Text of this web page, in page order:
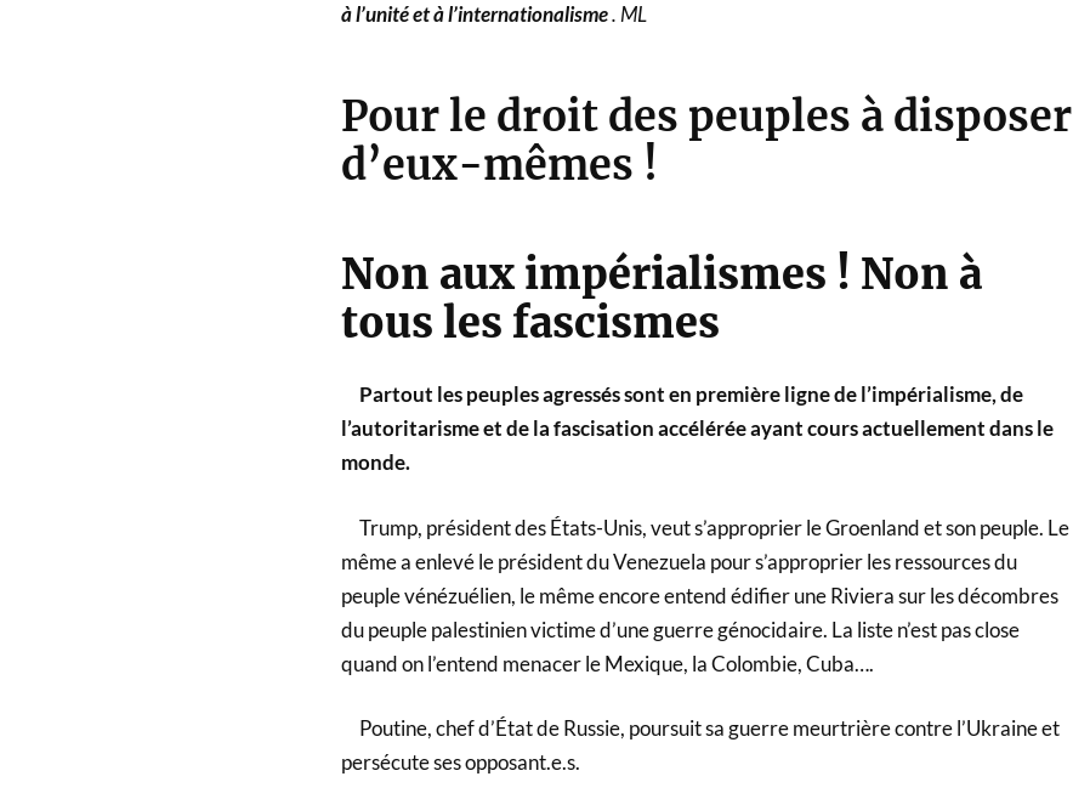
à l’unité et à l’internationalisme. ML
Pour le droit des peuples à disposer
d’eux-mêmes !
Non aux impérialismes ! Non à
tous les fascismes
Partout les peuples agressés sont en première ligne de l’impérialisme, de
l’autoritarisme et de la fascisation accélérée ayant cours actuellement dans le
monde.
Trump, président des États-Unis, veut s’approprier le Groenland et son peuple. Le
même a enlevé le président du Venezuela pour s’approprier les ressources du
peuple vénézuélien, le même encore entend édifier une Riviera sur les décombres
du peuple palestinien victime d’une guerre génocidaire. La liste n’est pas close
quand on l’entend menacer le Mexique, la Colombie, Cuba….
Poutine, chef d’État de Russie, poursuit sa guerre meurtrière contre l’Ukraine et
persécute ses opposant.e.s.